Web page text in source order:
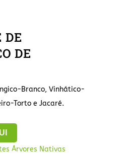
DE
DE
Branco, Vinhático-
Torto e Jacaré.
Árvores Nativas